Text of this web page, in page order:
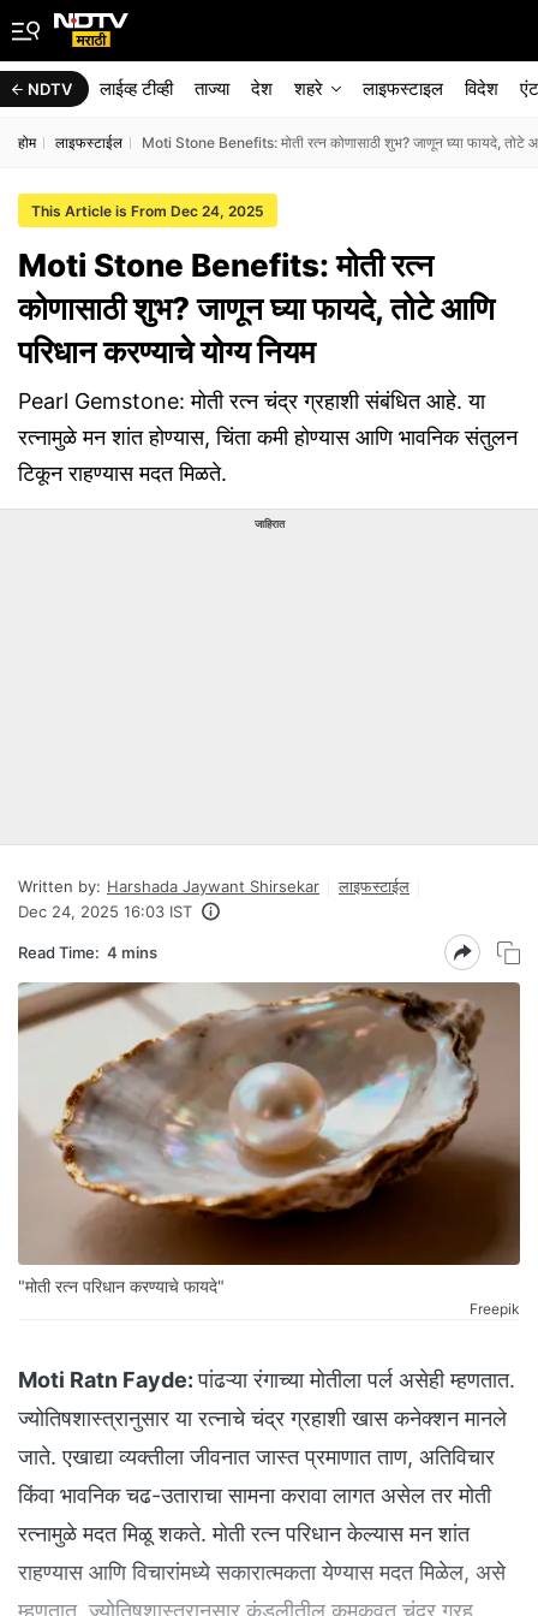
NDTV लाईव्ह टीव्ही ताज्या देश शहरे लाइफस्टाइल विदेश
होम लाइफस्टाईल Moti Stone Benefits: मोती रत्न कोणासाठी शुभ? जाणून घ्या फायदे, तोटे
This Article is From Dec 24, 2025
Moti Stone Benefits: मोती रत्न
कोणासाठी शुभ? जाणून घ्या फायदे, तोटे आणि
परिधान करण्याचे योग्य नियम
Pearl Gemstone: मोती रत्न चंद्र ग्रहाशी संबंधित आहे. या
रत्नामुळे मन शांत होण्यास, चिंता कमी होण्यास आणि भावनिक संतुलन
टिकून राहण्यास मदत मिळते.
जाहिरात
Written by: Harshada Jaywant Shirsekar
लाइफस्टाईल
Dec 24, 2025 16:03 IST
Read Time: 4 mins
"मोती रत्न परिधान करण्याचे फायदे"
Freepik
Moti Ratn Fayde:पांढऱ्या रंगाच्या मोतीला पर्ल असेही म्हणतात.
ज्योतिषशास्त्रानुसार या रत्नाचे चंद्र ग्रहाशी खास कनेक्शन मानले
जाते. एखाद्या व्यक्तीला जीवनात जास्त प्रमाणात ताण, अतिविचार
किंवा भावनिक चढ-उताराचा सामना करावा लागत असेल तर मोती
रत्नामुळे मदत मिळू शकते. मोती रत्न परिधान केल्यास मन शांत
राहण्यास आणि विचारांमध्ये सकारात्मकता येण्यास मदत मिळेल, असे
म्हणतात. ज्योतिषशास्त्रानुसार कुंडलीतील कमकुवत चंद्र ग्रह